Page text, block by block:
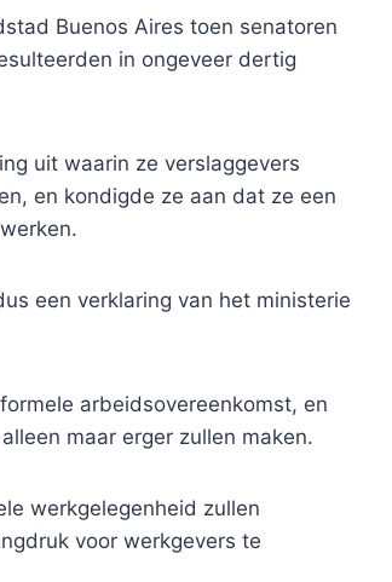
Buenos Aires toen senatoren
in ongeveer dertig
uit waarin ze verslaggevers
en kondigde ze aan dat ze een
een verklaring van het ministerie
arbeidsovereenkomst, en
maar erger zullen maken.
werkgelegenheid zullen
voor werkgevers te